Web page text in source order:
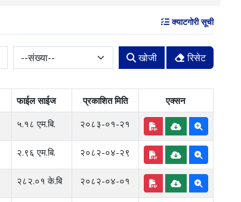
क्याटगोरी सूची
खोजी रिसेट
फाईल साईज प्रकाशित मिति
एक्सन
५.१८ एम.बि. २०८३-०१-२१
२.९६ एम.बि. २०८२-०४-२९
२८२.०१ के.बि २०८२-०४-०१